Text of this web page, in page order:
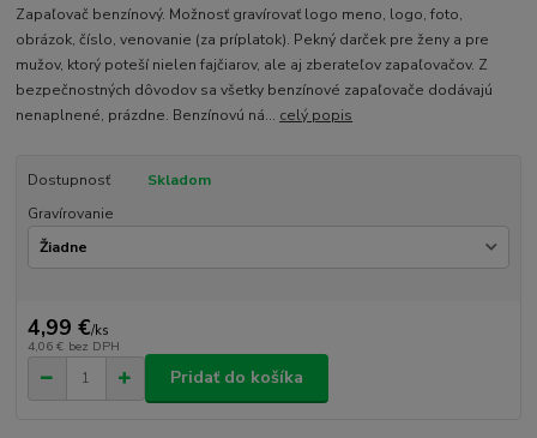
Zapaľovač benzínový. Možnosť gravírovať logo meno, logo, foto,
obrázok, číslo, venovanie (za príplatok). Pekný darček pre ženy a pre
mužov, ktorý poteší nielen fajčiarov, ale aj zberateľov zapaľovačov. Z
bezpečnostných dôvodov sa všetky benzínové zapaľovače dodávajú
nenaplnené, prázdne. Benzínovú ná... celý popis
Dostupnosť
Skladom
Gravírovanie
4,99 €/ks
4,06 € bez DPH
Pridať do košíka